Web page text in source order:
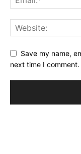
Save my name,
next time I comment.